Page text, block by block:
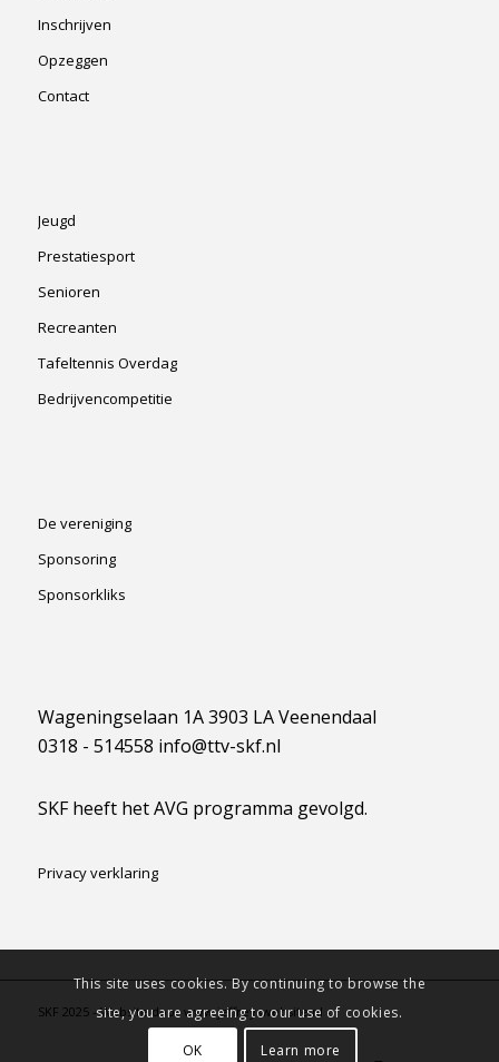
Inschrijven
Opzeggen
Contact
Jeugd
Prestatiesport
Senioren
Recreanten
Tafeltennis Overdag
Bedrijvencompetitie
De vereniging
Sponsoring
Sponsorkliks
Wageningselaan 1A 3903 LA Veenendaal
0318 - 514558 info@ttv-skf.nl
SKF heeft het AVG programma gevolgd.
Privacy verklaring
SKF 2025 - Website door www.jeffreyswebsite.nl -powered by Enfold
This site uses cookies. By continuing to browse the
site, you are agreeing to our use of cookies.
OK Learn more